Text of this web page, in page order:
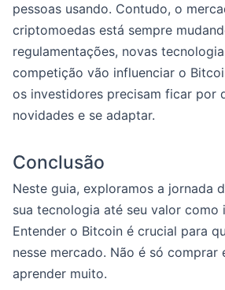
pessoas usando. Contudo, o
criptomoedas está sempre
regulamentações, novas
competição vão influenciar o
os investidores precisam ficar por
novidades e se adaptar.
Conclusão
Neste guia, exploramos a jornada
sua tecnologia até seu valor como
Entender o Bitcoin é crucial para
nesse mercado. Não é só comprar
aprender muito.